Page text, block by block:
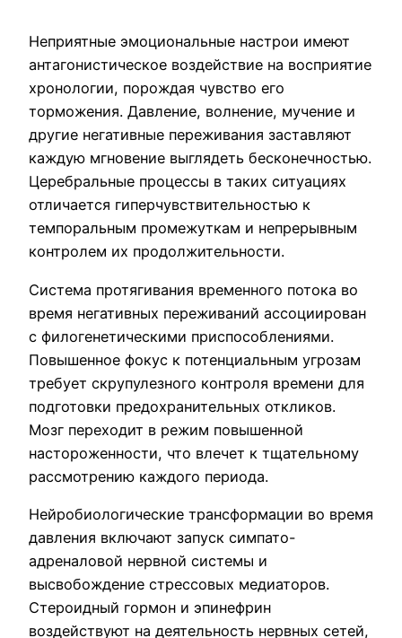
Неприятные эмоциональные настрои имеют
антагонистическое воздействие на восприятие
хронологии, порождая чувство его
торможения. Давление, волнение, мучение и
другие негативные переживания заставляют
каждую мгновение выглядеть бесконечностью.
Церебральные процессы в таких ситуациях
отличается гиперчувствительностью к
темпоральным промежуткам и непрерывным
контролем их продолжительности.
Система протягивания временного потока во
время негативных переживаний ассоциирован
с филогенетическими приспособлениями.
Повышенное фокус к потенциальным угрозам
требует скрупулезного контроля времени для
подготовки предохранительных откликов.
Мозг переходит в режим повышенной
настороженности, что влечет к тщательному
рассмотрению каждого периода.
Нейробиологические трансформации во время
давления включают запуск симпато-
адреналовой нервной системы и
высвобождение стрессовых медиаторов.
Стероидный гормон и эпинефрин
воздействуют на деятельность нервных сетей,